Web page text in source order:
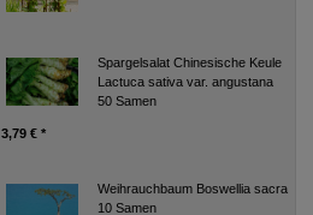
Spargelsalat Chinesische Keule
Lactuca sativa var. angustana
50 Samen
3,79 € *
Weihrauchbaum Boswellia sacra
10 Samen